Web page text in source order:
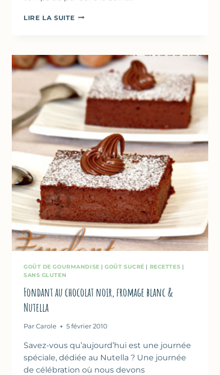
LIRE LA SUITE VERRINES
MASCARPONE
&
LIMONCELLO
GOÛT DE GOURMANDISE |GOÛT SUCRÉ | RECETTES |
SANS GLUTEN
Fondant au chocolat noir, fromage blanc &
Nutella
Par Carole 5 février 2010
Savez-vous qu’aujourd’hui est une journée
spéciale, dédiée au Nutella ? Une journée
de célébration où nous devons